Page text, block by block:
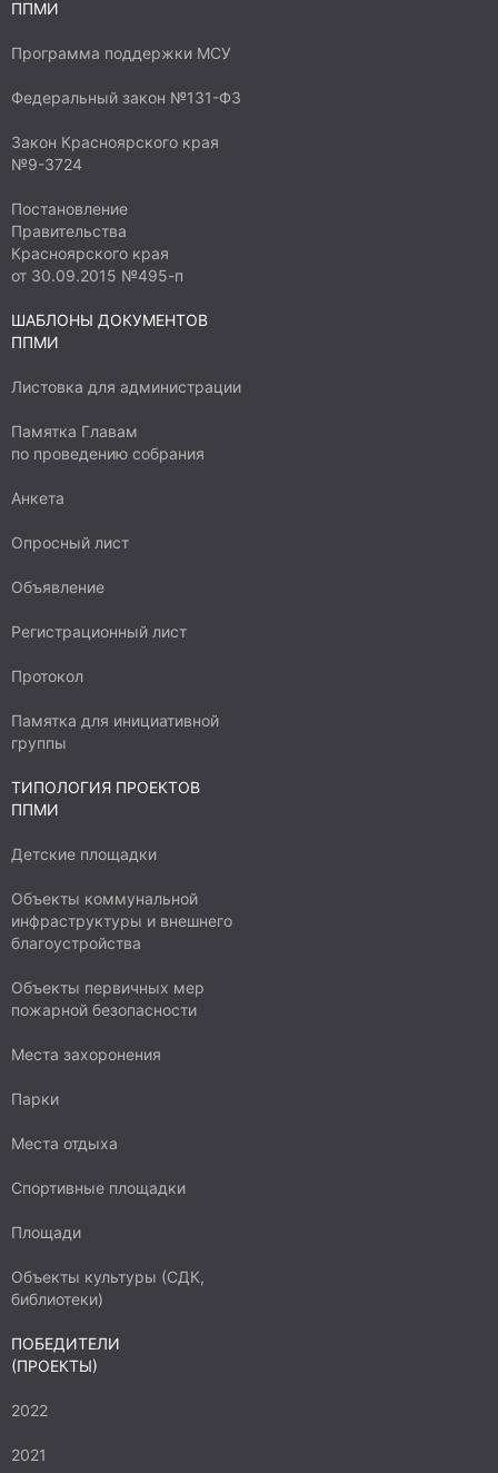
ППМИ
Программа поддержки МСУ
Федеральный закон №131-ФЗ
Закон Красноярского края
№9-3724
Постановление
Правительства
Красноярского края
от 30.09.2015 №495-п
ШАБЛОНЫ ДОКУМЕНТОВ
ППМИ
Листовка для администрации
Памятка Главам
по проведению собрания
Анкета
Опросный лист
Объявление
Регистрационный лист
Протокол
Памятка для инициативной
группы
ТИПОЛОГИЯ ПРОЕКТОВ
ППМИ
Детские площадки
Объекты коммунальной
инфраструктуры и внешнего
благоустройства
Объекты первичных мер
пожарной безопасности
Места захоронения
Парки
Места отдыха
Спортивные площадки
Площади
Объекты культуры (СДК,
библиотеки)
ПОБЕДИТЕЛИ
(ПРОЕКТЫ)
2022
2021